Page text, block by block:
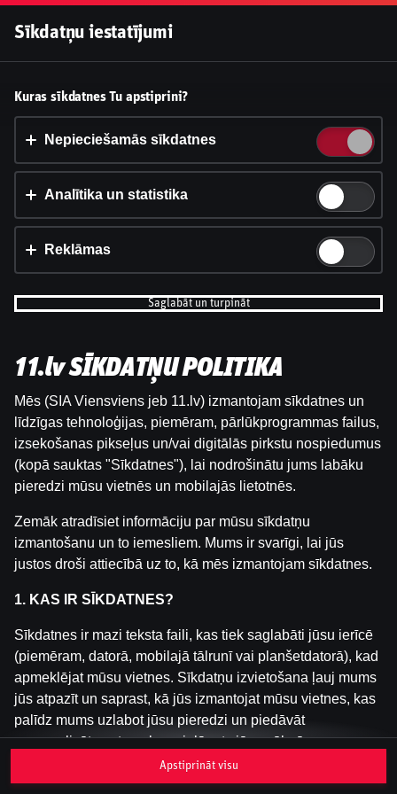
Šai spēlei nav pieejama demo versija. Lūdzu,
pieslēdzies, lai spēlētu ar īstu naudu.
Pieslēgties
Vai pieņemt sīkdatnes?
Šī vietne izmanto 3 dažādu veidu sīkdatnes: obligāti
nepieciešamās, analītikas un statistikas, reklāmas.
Iestatījumi un informācija
Sīkdatņu iestatījumi
Kuras sīkdatnes Tu apstiprini?
Nepieciešamās sīkdatnes
Analītika un statistika
Reklāmas
Saglabāt un turpināt
11.lv SĪKDATŅU POLITIKA
Mēs (SIA Viensviens jeb 11.lv) izmantojam sīkdatnes un
līdzīgas tehnoloģijas, piemēram, pārlūkprogrammas failus,
izsekošanas pikseļus un/vai digitālās pirkstu nospiedumus
(kopā sauktas "Sīkdatnes"), lai nodrošinātu jums labāku
pieredzi mūsu vietnēs un mobilajās lietotnēs.
Zemāk atradīsiet informāciju par mūsu sīkdatņu
izmantošanu un to iemesliem. Mums ir svarīgi, lai jūs
justos droši attiecībā uz to, kā mēs izmantojam sīkdatnes.
1. KAS IR SĪKDATNES?
Sīkdatnes ir mazi teksta faili, kas tiek saglabāti jūsu ierīcē
(piemēram, datorā, mobilajā tālrunī vai planšetdatorā), kad
apmeklējat mūsu vietnes. Sīkdatņu izvietošana ļauj mums
jūs atpazīt un saprast, kā jūs izmantojat mūsu vietnes, kas
palīdz mums uzlabot jūsu pieredzi un piedāvāt
personalizētu saturu, kas pielāgots jūsu vēlmēm.
Sīkdatnes var būt pagaidu (tā sauktas "sesijas sīkdatnes")
Apstiprināt visu